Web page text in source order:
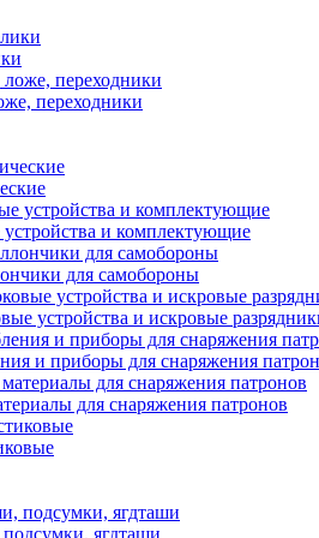
переходники
и комплектующие
для самобороны
устройства и искровые
и приборы для снаряжения
для снаряжения патронов
ягдташи